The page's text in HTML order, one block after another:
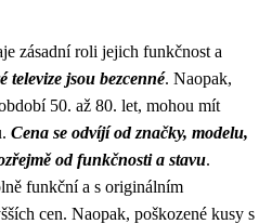
zásadní roli jejich funkčnost a
televize jsou bezcenné. Naopak,
50. až 80. let, mohou mít
Cena se odvíjí od značky, modelu,
od funkčnosti a stavu.
funkční a s originálním
cen. Naopak, poškozené kusy s